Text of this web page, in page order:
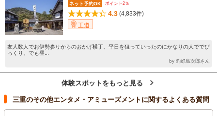
ネット予約OK ポイント2％
4.3 (4,833件)
王道
友人数人でお伊勢参りからのおかげ横丁、平日を狙っていったのにかなりの人ででび
っくり。でも昼...
by 釣好島次郎さん
体験スポットをもっと見る
三重のその他エンタメ・アミューズメントに関するよくある質問